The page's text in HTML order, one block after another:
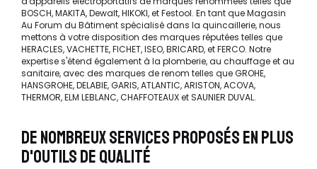
BOSCH, MAKITA, Dewalt, HIKOKI, et Festool. En tant que Magasin
Au Forum du Bâtiment spécialisé dans la quincaillerie, nous
mettons à votre disposition des marques réputées telles que
HERACLES, VACHETTE, FICHET, ISEO, BRICARD, et FERCO. Notre
expertise s'étend également à la plomberie, au chauffage et au
sanitaire, avec des marques de renom telles que GROHE,
HANSGROHE, DELABIE, GARIS, ATLANTIC, ARISTON, ACOVA,
THERMOR, ELM LEBLANC, CHAFFOTEAUX et SAUNIER DUVAL.
DE NOMBREUX SERVICES PROPOSÉS EN PLUS
D'OUTILS DE QUALITÉ